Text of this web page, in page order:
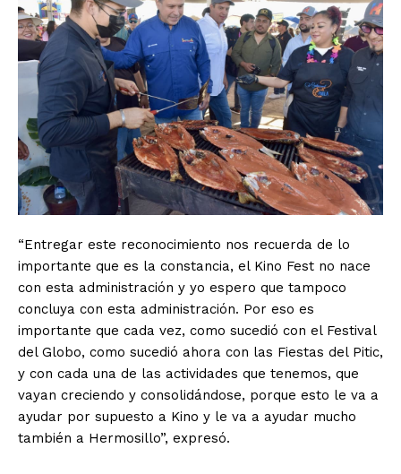
“Entregar este reconocimiento nos recuerda de lo
importante que es la constancia, el Kino Fest no nace
con esta administración y yo espero que tampoco
concluya con esta administración. Por eso es
importante que cada vez, como sucedió con el Festival
del Globo, como sucedió ahora con las Fiestas del Pitic,
y con cada una de las actividades que tenemos, que
vayan creciendo y consolidándose, porque esto le va a
ayudar por supuesto a Kino y le va a ayudar mucho
también a Hermosillo”, expresó.